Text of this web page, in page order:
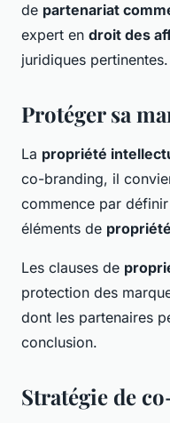
de partenariat
expert en droit des
juridiques pertinentes.
Protéger sa
La propriété
co-branding, il
commence par
éléments de
Les clauses de
protection des
dont les partenaires
conclusion.
Stratégie de